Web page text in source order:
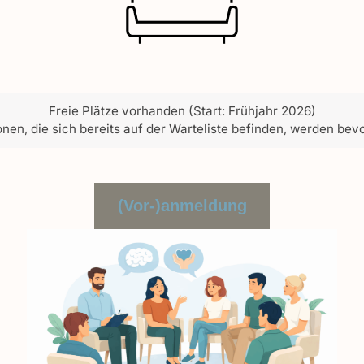
Freie Plätze vorhanden (Start: Frühjahr 2026)
die sich bereits auf der Warteliste befinden, werden
(Vor-)anmeldung